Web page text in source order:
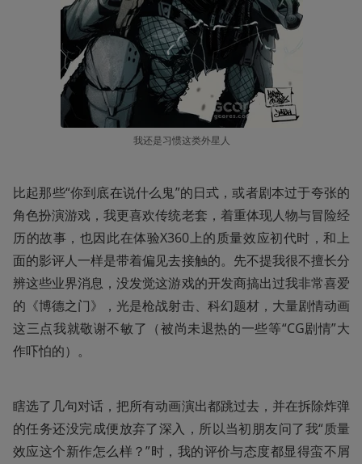
我还是习惯这类外星人
比起那些“你到底在说什么鬼”的日式，或者剧本过于夸张的
角色扮演游戏，我更喜欢传统老套，着重体现人物与冒险经
历的故事，也因此在体验X360上的质量效应初代时，和上
面的影评人一样是带着偏见去接触的。先不提我很不擅长分
辨这些业界消息，没发觉这游戏的开发商搞出过我非常喜爱
的《博德之门》，光是枪战射击、科幻题材，大量剧情动画
这三点我就敬谢不敏了（被尚未退热的一些等“CG剧情”大
作吓怕的）。
瞎选了几句对话，把所有动画演出都跳过去，并在拆除炸弹
的任务还没完成便放弃了深入，所以当初朋友问了我“质量
效应这个新作怎么样？”时，我的评价与态度都显得蛮不屑